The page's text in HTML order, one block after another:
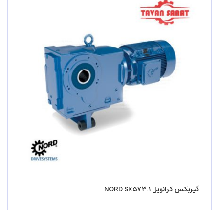
گیربکس کرانویل NORD SK۵۷۳.۱